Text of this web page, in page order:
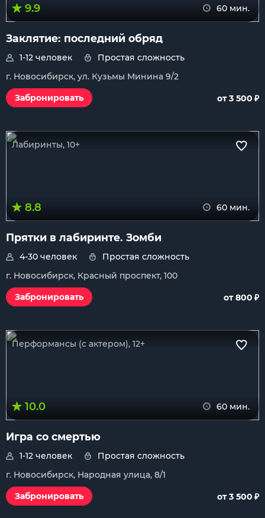
9.9 60 мин.
Заклятие: последний обряд
1-12 человек
Простая сложность
г. Новосибирск, ул. Кузьмы Минина 9/2
Забронировать
от 3 500 ₽
Лабиринты, 10+
8.8 60 мин.
Прятки в лабиринте. Зомби
4-30 человек
Простая сложность
г. Новосибирск, Красный проспект, 100
Забронировать
от 800 ₽
Перформансы (с актером), 12+
10.0 60 мин.
Игра со смертью
1-12 человек
Простая сложность
г. Новосибирск, Народная улица, 8/1
Забронировать
от 3 500 ₽